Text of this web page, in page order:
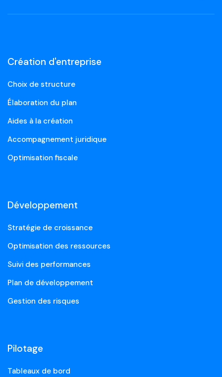
Création d'entreprise
Choix de structure
Élaboration du plan
Aides à la création
Accompagnement juridique
Optimisation fiscale
Développement
Stratégie de croissance
Optimisation des ressources
Suivi des performances
Plan de développement
Gestion des risques
Pilotage
Tableaux de bord